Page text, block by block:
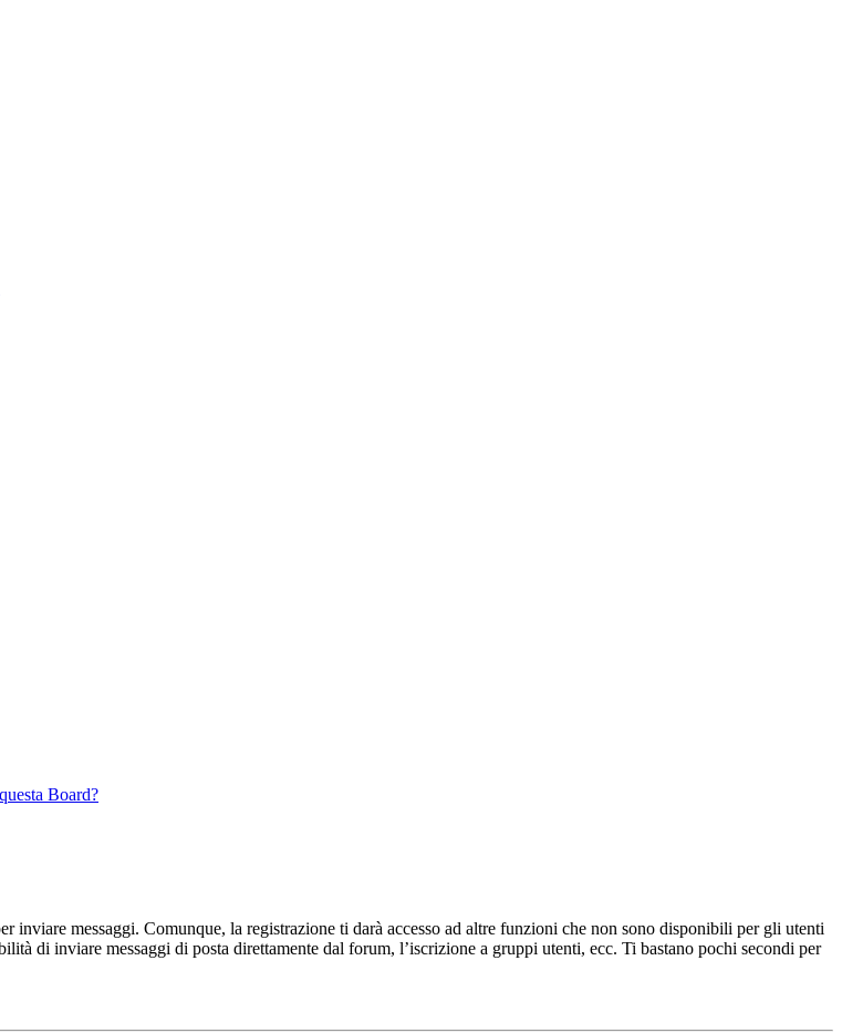
Board?
inviare messaggi. Comunque, la registrazione ti darà accesso ad altre funzioni che non sono disponibili per gli utenti
di inviare messaggi di posta direttamente dal forum, l’iscrizione a gruppi utenti, ecc. Ti bastano pochi secondi per